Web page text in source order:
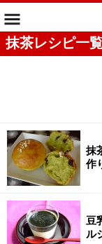
抹茶レシピ一
抹
作
豆
ル